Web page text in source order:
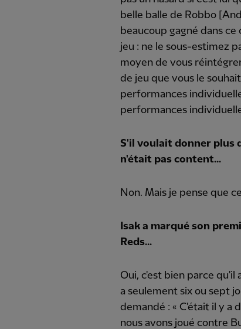
belle balle de Robbo
beaucoup gagné dans
jeu : ne le sous-estimez
moyen de vous
de jeu que vous le
performances
performances
S'il voulait donner plus
n'était pas content...
Non. Mais je pense que
Isak a marqué son
Reds...
Oui, c'est bien parce qu'il
a seulement six ou sept
demandé : « C'était il y a
nous avons joué contre